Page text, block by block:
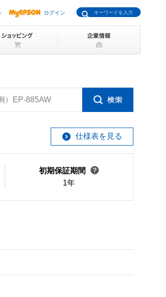
ログイン
）EP-885AW
仕様表を見る
初期保証期間
1年